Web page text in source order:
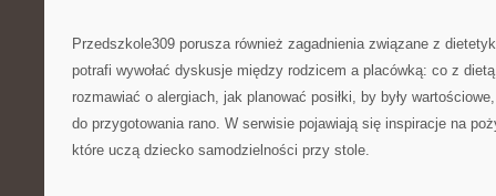
Przedszkole309 porusza również zagadnienia związane z
potrafi wywołać dyskusje między rodzicem a placówką: co z
rozmawiać o alergiach, jak planować posiłki, by były
do przygotowania rano. W serwisie pojawiają się inspiracje na
które uczą dziecko samodzielności przy stole.